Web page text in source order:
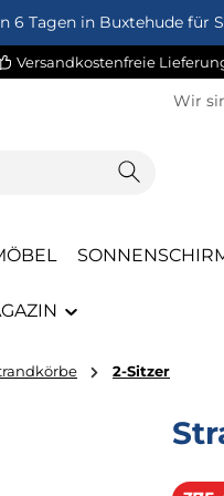
6 Tagen in Buxtehude für
Versandkostenfreie
Wir
2-Sitzer